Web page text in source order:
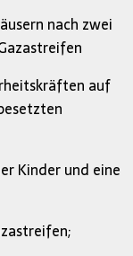
nach zwei
auf
Kinder und eine